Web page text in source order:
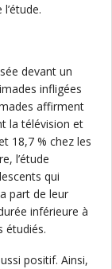
devant un
infligées
affirment
la télévision et
18,7 % chez les
l’étude
qui
part de leur
inférieure à
étudiés.
positif. Ainsi,